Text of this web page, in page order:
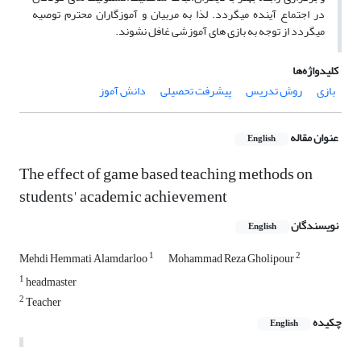
در اجتماع آینده میگردد. لذا به مربیان و آموزگاران محترم توصیه
میگردد از توجه به بازی های آموزشی غافل نشوند.
کلیدواژه‌ها
بازی
روش تدریس پیشرفت تحصیلی دانش آموز
عنوان مقاله English
The effect of game based teaching methods on
students' academic achievement
نویسندگان English
Mehdi Hemmati Alamdarloo1 Mohammad Reza Gholipour2
1headmaster
2Teacher
چکیده
English